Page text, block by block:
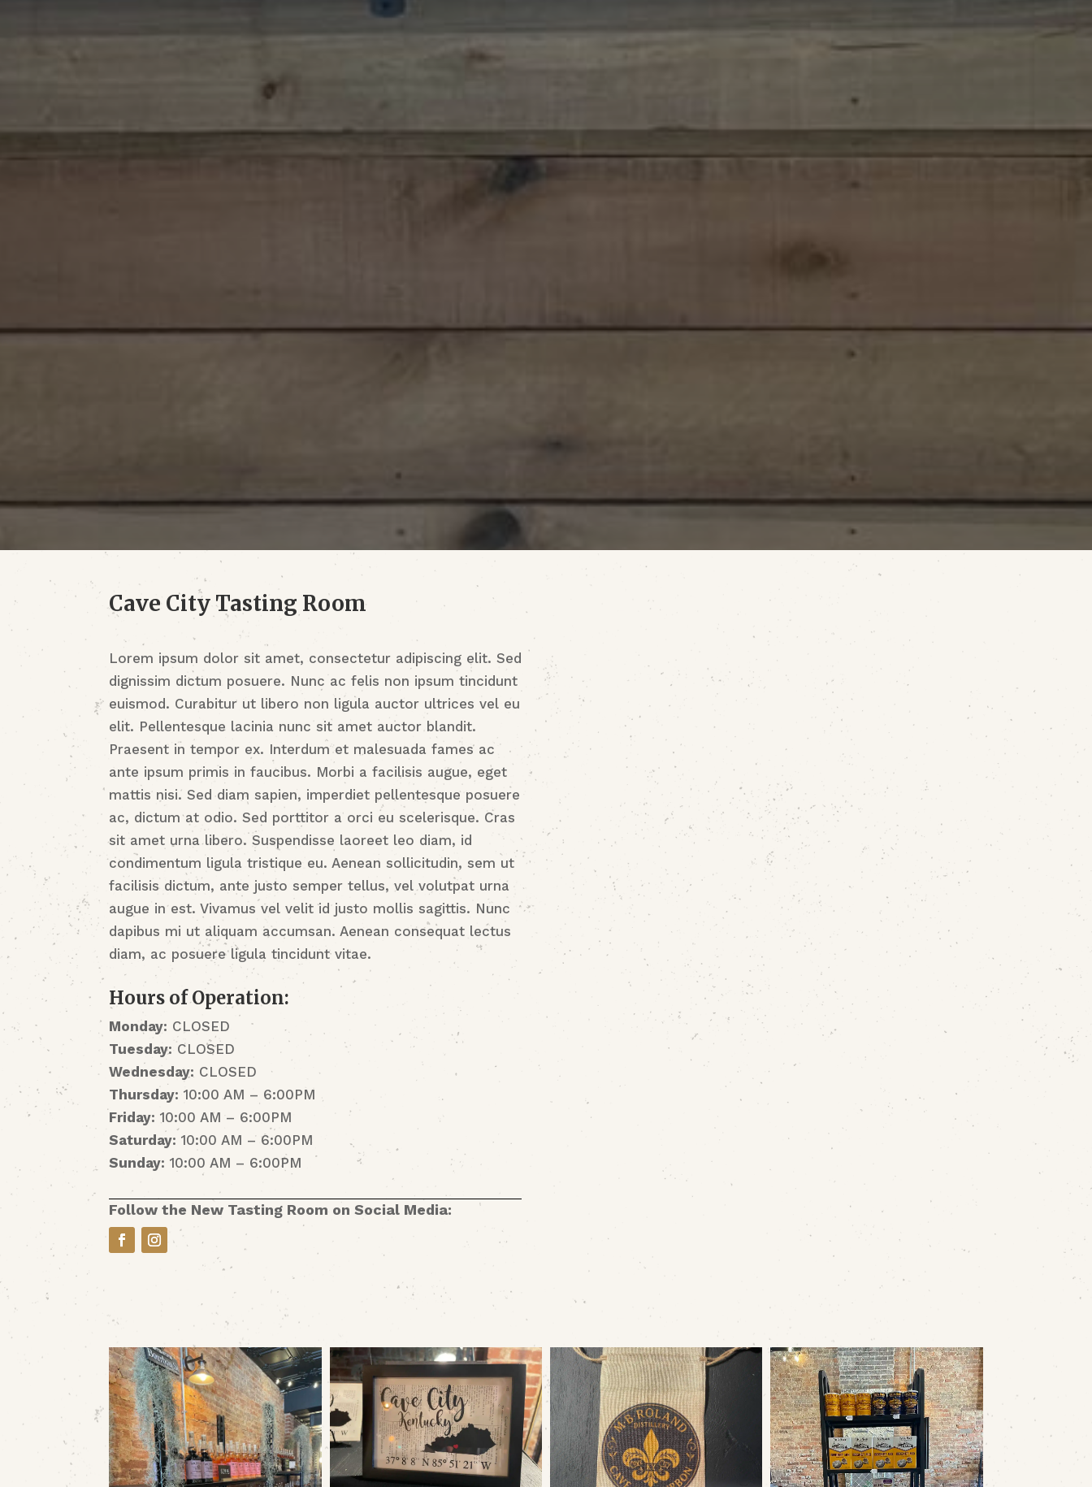
Cave City Tasting Room
Lorem ipsum dolor sit amet, consectetur adipiscing elit. Sed
dignissim dictum posuere. Nunc ac felis non ipsum tincidunt
euismod. Curabitur ut libero non ligula auctor ultrices vel eu
elit. Pellentesque lacinia nunc sit amet auctor blandit.
Praesent in tempor ex. Interdum et malesuada fames ac
ante ipsum primis in faucibus. Morbi a facilisis augue, eget
mattis nisi. Sed diam sapien, imperdiet pellentesque posuere
ac, dictum at odio. Sed porttitor a orci eu scelerisque. Cras
sit amet urna libero. Suspendisse laoreet leo diam, id
condimentum ligula tristique eu. Aenean sollicitudin, sem ut
facilisis dictum, ante justo semper tellus, vel volutpat urna
augue in est. Vivamus vel velit id justo mollis sagittis. Nunc
dapibus mi ut aliquam accumsan. Aenean consequat lectus
diam, ac posuere ligula tincidunt vitae.
Hours of Operation:
Monday: CLOSED
Tuesday: CLOSED
Wednesday: CLOSED
Thursday: 10:00 AM – 6:00PM
Friday: 10:00 AM – 6:00PM
Saturday: 10:00 AM – 6:00PM
Sunday: 10:00 AM – 6:00PM